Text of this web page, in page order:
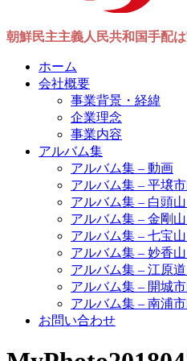
朝鮮民主主義人民共和国手配
ホーム
会社概要
事業背景・経緯
企業理念
事業内容
アルバム集
アルバム集 – 動画
アルバム集 – 平壌市
アルバム集 – 白頭山
アルバム集 – 金剛山
アルバム集 – 七宝山
アルバム集 – 妙香山
アルバム集 – 江原道
アルバム集 – 開城市
アルバム集 – 南浦市
お問い合わせ